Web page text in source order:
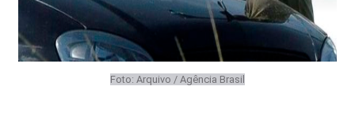
Foto: Arquivo / Agência Brasil